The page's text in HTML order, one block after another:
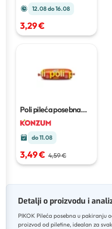
12.08 do 16.08
3,29 €
Poli pileća posebna
500g
do 11.08
3,49 € 4,59 €
Detalji o proizvodu i
PIKOK Pileća posebna u pakiranju
proizvod od piletine, idealan za